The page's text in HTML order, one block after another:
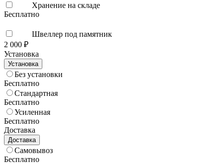
Хранение на складе
Бесплатно
Швеллер под памятник
2 000 ₽
Установка
Установка
Без установки
Бесплатно
Стандартная
Бесплатно
Усиленная
Бесплатно
Доставка
Доставка
Самовывоз
Бесплатно